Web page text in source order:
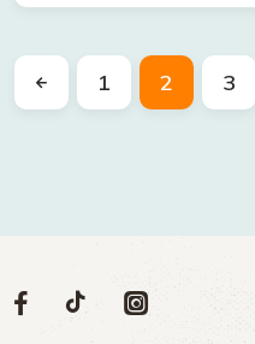
1 2 3
Volg
Social
Volg
Volg
Volg